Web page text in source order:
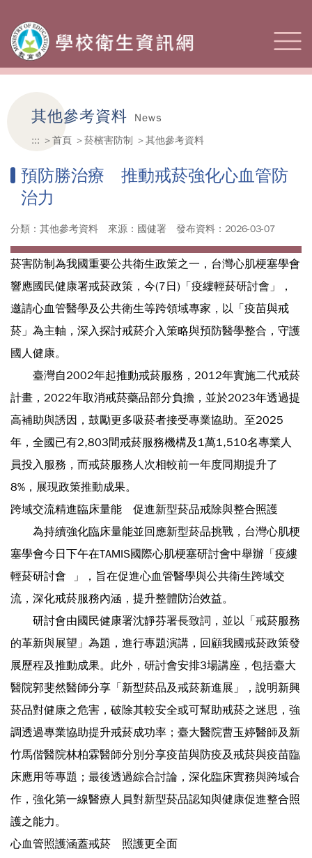
其他參考資料
News
:::
首頁 菸檳害防制 其他參考資料
預防勝治療 推動戒菸強化心血管防
治力
分類：其他參考資料 來源：國健署 發布資料：2026-03-07
菸害防制為我國重要公共衛生政策之一，台灣心肌梗塞學會
響應國民健康署戒菸政策，今(7日)「疫縷輕菸研討會」，
邀請心血管醫學及公共衛生等跨領域專家，以「疫苗與戒
菸」為主軸，深入探討戒菸介入策略與預防醫學整合，守護
國人健康。
臺灣自2002年起推動戒菸服務，2012年實施二代戒菸
計畫，2022年取消戒菸藥品部分負擔，並於2023年透過提
高補助與誘因，鼓勵更多吸菸者接受專業協助。至2025
年，全國已有2,803間戒菸服務機構及1萬1,510名專業人
員投入服務，而戒菸服務人次相較前一年度同期提升了
8%，展現政策推動成果。
跨域交流精進臨床量能
促進新型菸品戒除與整合照護
為持續強化臨床量能並回應新型菸品挑戰，台灣心肌梗
塞學會今日下午在TAMIS國際心肌梗塞研討會中舉辦「疫縷
輕菸研討會 」，旨在促進心血管醫學與公共衛生跨域交
流，深化戒菸服務內涵，提升整體防治效益。
研討會由國民健康署沈靜芬署長致詞，並以「戒菸服務
的革新與展望」為題，進行專題演講，回顧我國戒菸政策發
展歷程及推動成果。此外，研討會安排3場講座，包括臺大
醫院郭斐然醫師分享「新型菸品及戒菸新進展」，說明新興
菸品對健康之危害，破除其較安全或可幫助戒菸之迷思，強
調透過專業協助提升戒菸成功率；臺大醫院曹玉婷醫師及新
竹馬偕醫院林柏霖醫師分別分享疫苗與防疫及戒菸與疫苗臨
床應用等專題；最後透過綜合討論，深化臨床實務與跨域合
作，強化第一線醫療人員對新型菸品認知與健康促進整合照
護之能力。
心血管照護涵蓋戒菸
照護更全面